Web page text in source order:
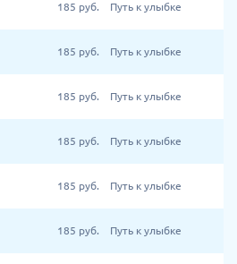
185 руб. Путь к улыбке
185 руб. Путь к улыбке
185 руб. Путь к улыбке
185 руб. Путь к улыбке
185 руб. Путь к улыбке
185 руб. Путь к улыбке